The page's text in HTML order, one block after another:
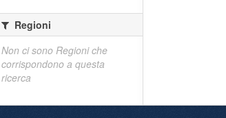
Regioni
Non ci sono Regioni che
corrispondono a questa
ricerca